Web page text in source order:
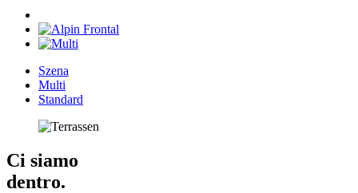
Szena
Multi
Standard
Ci siamo
dentro.